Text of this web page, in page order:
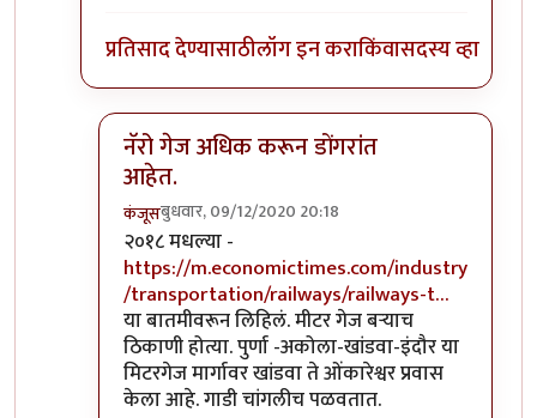
प्रतिसाद देण्यासाठीलॉग इन कराकिंवासदस्य व्हा
नॅरो गेज अधिक करून डोंगरांत
आहेत.
कंजूसबुधवार, 09/12/2020 20:18
In reply toमाथेरान ची गाडी नॅरोगेज ची
२०१८ मधल्या -
https://m.economictimes.com/industry
/transportation/railways/railways-t…
या बातमीवरून लिहिलं. मीटर गेज बऱ्याच
ठिकाणी होत्या. पुर्णा -अकोला-खांडवा-इंदौर या
मिटरगेज मार्गावर खांडवा ते ओंकारेश्वर प्रवास
केला आहे. गाडी चांगलीच पळवतात.